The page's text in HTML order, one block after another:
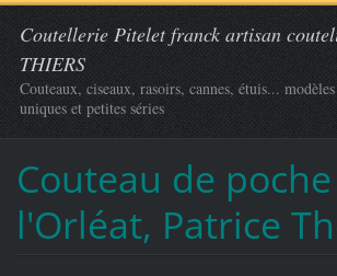
Coutellerie Pitelet franck artisan
THIERS
Couteaux, ciseaux, rasoirs, cannes, étuis... modèles
uniques et petites séries
Couteau de poche
l'Orléat, Patrice